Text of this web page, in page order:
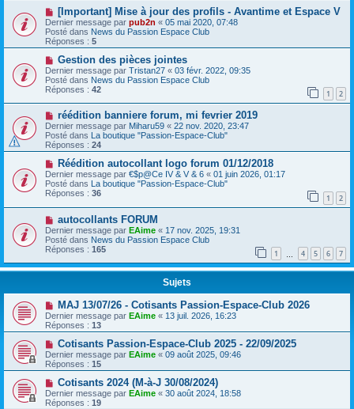
[Important] Mise à jour des profils - Avantime et Espace V
Dernier message par pub2n « 05 mai 2020, 07:48
Posté dans News du Passion Espace Club
Réponses : 5
Gestion des pièces jointes
Dernier message par Tristan27 « 03 févr. 2022, 09:35
Posté dans News du Passion Espace Club
Réponses : 42 1 2
réédition banniere forum, mi fevrier 2019
Dernier message par Miharu59 « 22 nov. 2020, 23:47
Posté dans La boutique "Passion-Espace-Club"
Réponses : 24
Réédition autocollant logo forum 01/12/2018
Dernier message par €$p@Ce IV & V & 6 « 01 juin 2026, 01:17
Posté dans La boutique "Passion-Espace-Club"
Réponses : 36 1 2
autocollants FORUM
Dernier message par EAime « 17 nov. 2025, 19:31
Posté dans News du Passion Espace Club
Réponses : 165 1 4 5 6 7
Sujets
MAJ 13/07/26 - Cotisants Passion-Espace-Club 2026
Dernier message par EAime « 13 juil. 2026, 16:23
Réponses : 13
Cotisants Passion-Espace-Club 2025 - 22/09/2025
Dernier message par EAime « 09 août 2025, 09:46
Réponses : 15
Cotisants 2024 (M-à-J 30/08/2024)
Dernier message par EAime « 30 août 2024, 18:58
Réponses : 19